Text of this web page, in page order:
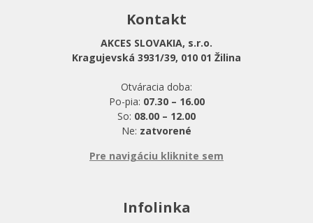
Kontakt
AKCES SLOVAKIA, s.r.o.
Kragujevská 3931/39, 010 01 Žilina
Otváracia doba:
Po-pia: 07.30 – 16.00
So: 08.00 – 12.00
Ne: zatvorené
Pre navigáciu kliknite sem
Infolinka